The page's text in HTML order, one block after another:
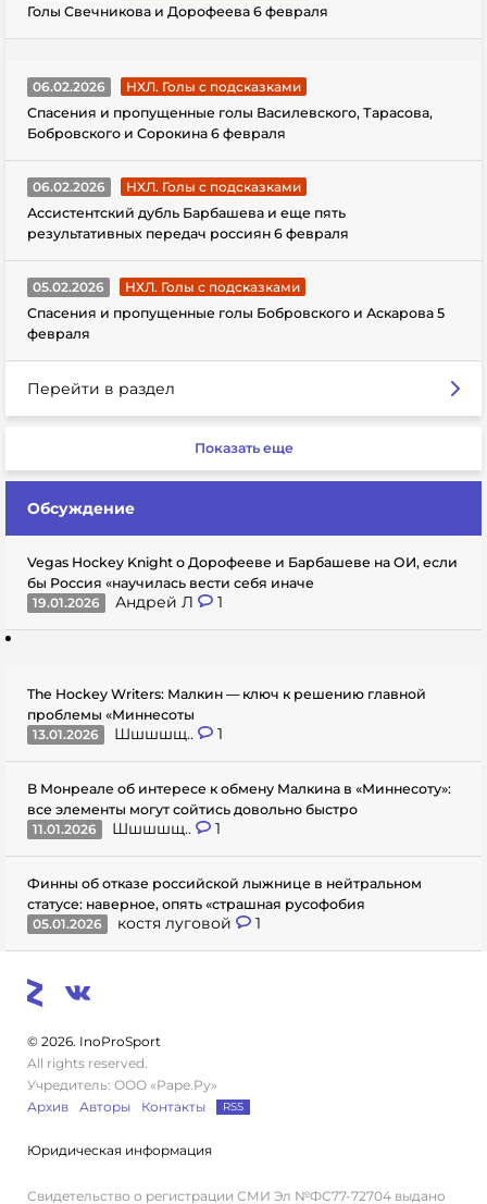
Голы Свечникова и Дорофеева 6 февраля
06.02.2026
НХЛ. Голы с подсказками
Спасения и пропущенные голы Василевского, Тарасова,
Бобровского и Сорокина 6 февраля
06.02.2026
НХЛ. Голы с подсказками
Ассистентский дубль Барбашева и еще пять
результативных передач россиян 6 февраля
05.02.2026
НХЛ. Голы с подсказками
Спасения и пропущенные голы Бобровского и Аскарова 5
февраля
Перейти в раздел
Показать еще
Обсуждение
Vegas Hockey Knight о Дорофееве и Барбашеве на ОИ, если
бы Россия «научилась вести себя иначе
19.01.2026
Андрей Л 1
The Hockey Writers: Малкин — ключ к решению главной
проблемы «Миннесоты
13.01.2026
Шшшшщ.. 1
В Монреале об интересе к обмену Малкина в «Миннесоту»:
все элементы могут сойтись довольно быстро
11.01.2026
Шшшшщ.. 1
Финны об отказе российской лыжнице в нейтральном
статусе: наверное, опять «страшная русофобия
05.01.2026
костя луговой 1
© 2026. InoProSport
All rights reserved.
Учредитель: ООО «Раре.Ру»
Архив
Авторы Контакты RSS
Юридическая информация
Свидетельство о регистрации СМИ Эл №ФС77-72704 выдано